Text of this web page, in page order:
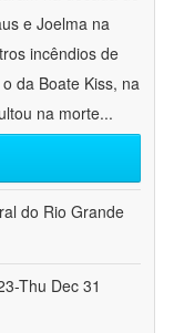
e Joelma na
incêndios de
da Boate Kiss, na
na morte...
do Rio Grande
Thu Dec 31